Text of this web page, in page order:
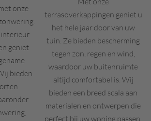
onze
interieur
geniet
bieden
terrasoverkappingen geniet u
het hele jaar door van uw
tuin. Ze bieden bescherming
tegen zon, regen en wind,
waardoor uw buitenruimte
altijd comfortabel is. Wij
bieden een breed scala aan
materialen en ontwerpen die
perfect bij uw woning passen.